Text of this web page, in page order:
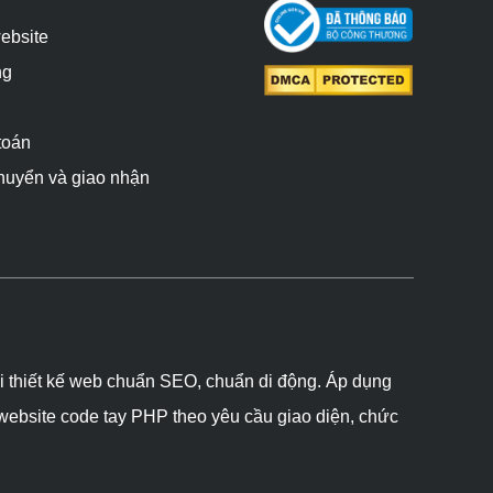
và giao nhận
kế web chuẩn SEO, chuẩn di động. Áp dụng
code tay PHP theo yêu cầu giao diện, chức